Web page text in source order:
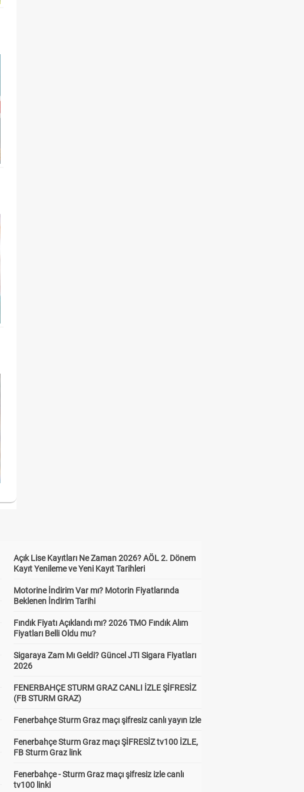
Açık Lise Kayıtları Ne Zaman 2026? AÖL 2. Dönem
Kayıt Yenileme ve Yeni Kayıt Tarihleri
Motorine İndirim Var mı? Motorin Fiyatlarında
Beklenen İndirim Tarihi
Fındık Fiyatı Açıklandı mı? 2026 TMO Fındık Alım
Fiyatları Belli Oldu mu?
Sigaraya Zam Mı Geldi? Güncel JTI Sigara Fiyatları
2026
FENERBAHÇE STURM GRAZ CANLI İZLE ŞİFRESİZ
(FB STURM GRAZ)
Fenerbahçe Sturm Graz maçı şifresiz canlı yayın izle
Fenerbahçe Sturm Graz maçı ŞİFRESİZ tv100 İZLE,
FB Sturm Graz link
Fenerbahçe - Sturm Graz maçı şifresiz izle canlı
tv100 linki